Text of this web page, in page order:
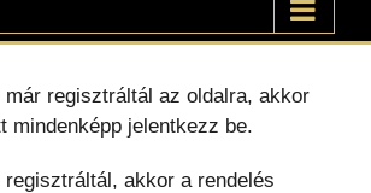
már regisztráltál az oldalra, akkor
mindenképp jelentkezz be.
regisztráltál, akkor a rendelés